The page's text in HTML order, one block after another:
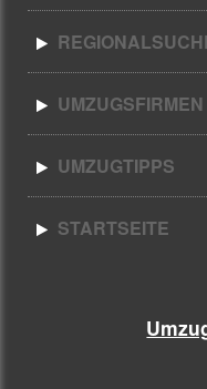
UMZUGSFIRMEN
UMZUGTIPPS
STARTSEITE